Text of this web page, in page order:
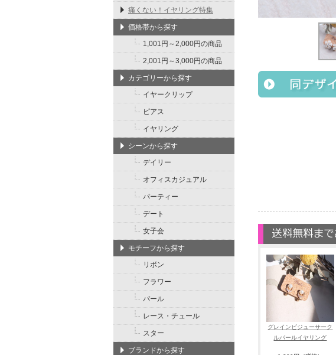
グレインビジューサーク
ルパールイヤリング
痛くない！イヤリング特集
価格帯から探す
1,001円～2,000円の商品
2,001円～3,000円の商品
カテゴリーから探す
イヤークリップ
ピアス
イヤリング
シーンから探す
デイリー
オフィスカジュアル
パーティー
デート
女子会
モチーフから探す
リボン
フラワー
パール
レース・チュール
スター
ブランドから探す